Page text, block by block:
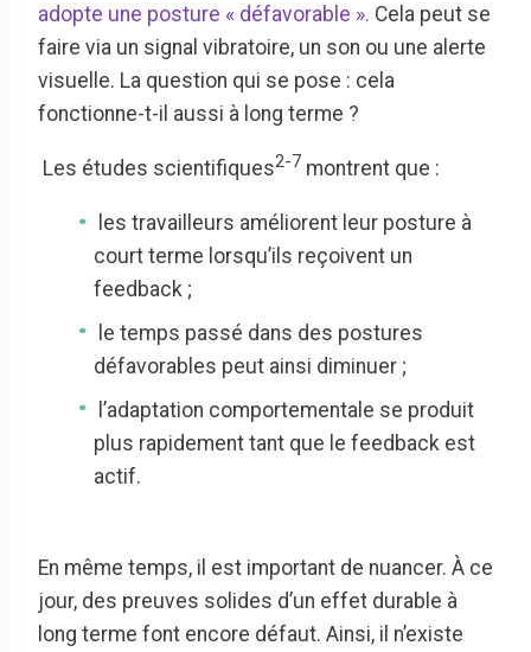
adopte une posture « défavorable ». Cela peut se
faire via un signal vibratoire, un son ou une alerte
visuelle. La question qui se pose : cela
fonctionne-t-il aussi à long terme ?
Les études scientifiques2-7 montrent que :
les travailleurs améliorent leur posture à
court terme lorsqu’ils reçoivent un
feedback ;
le temps passé dans des postures
défavorables peut ainsi diminuer ;
l’adaptation comportementale se produit
plus rapidement tant que le feedback est
actif.
En même temps, il est important de nuancer. À ce
jour, des preuves solides d’un effet durable à
long terme font encore défaut. Ainsi, il n’existe